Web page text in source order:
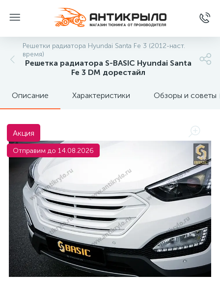
Решетки радиатора Hyundai Santa Fe 3 (2012-наст.
время)
Решетка радиатора S-BASIC Hyundai Santa
Fe 3 DM дорестайл
Описание Характеристики Обзоры и советы
Акция
Отправим до 14.08.2026